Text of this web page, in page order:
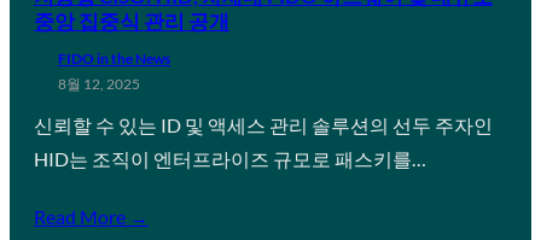
중앙 집중식 관리 공개
FIDO in the News
8월 12, 2025
신뢰할 수 있는 ID 및 액세스 관리 솔루션의 선두 주자인
HID는 조직이 엔터프라이즈 규모로 패스키를…
Read More →